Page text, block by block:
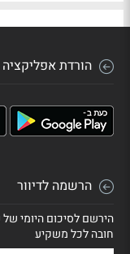
הורדת אפליקציה
הרשמה לדיוור
הירשם לסיכום היומי של
חובה לכל משקיע